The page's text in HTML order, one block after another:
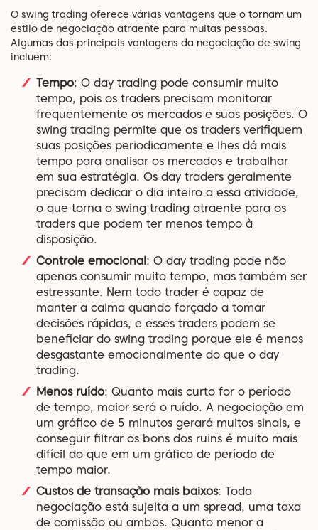
O swing trading oferece várias vantagens que o tornam um
estilo de negociação atraente para muitas pessoas.
Algumas das principais vantagens da negociação de swing
incluem:
Tempo: O day trading pode consumir muito
tempo, pois os traders precisam monitorar
frequentemente os mercados e suas posições. O
swing trading permite que os traders verifiquem
suas posições periodicamente e lhes dá mais
tempo para analisar os mercados e trabalhar
em sua estratégia. Os day traders geralmente
precisam dedicar o dia inteiro a essa atividade,
o que torna o swing trading atraente para os
traders que podem ter menos tempo à
disposição.
Controle emocional: O day trading pode não
apenas consumir muito tempo, mas também ser
estressante. Nem todo trader é capaz de
manter a calma quando forçado a tomar
decisões rápidas, e esses traders podem se
beneficiar do swing trading porque ele é menos
desgastante emocionalmente do que o day
trading.
Menos ruído: Quanto mais curto for o período
de tempo, maior será o ruído. A negociação em
um gráfico de 5 minutos gerará muitos sinais, e
conseguir filtrar os bons dos ruins é muito mais
difícil do que em um gráfico de período de
tempo maior.
Custos de transação mais baixos: Toda
negociação está sujeita a um spread, uma taxa
de comissão ou ambos. Quanto menor a